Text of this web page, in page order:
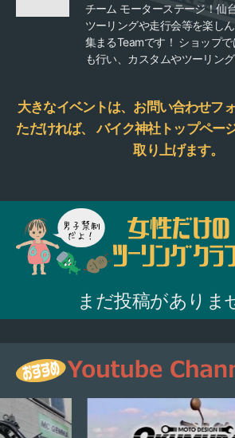
チーム モーターステージ！仙
ツーリングや走行会等を楽し
集まるTeamです！ ショップ
も行い、カスタムやツーリン
方、ライテクなど問わず「モ
しめる仲間を募集中です！ も
問いません。 お試し入部も大
のある方や気の合う仲間を作
大きなイベントは、お問い合わせフ
ただければ、
バイク神社トップペー
取り上げます。
まだ投稿がありま